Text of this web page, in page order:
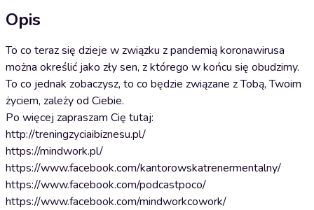
Opis
To co teraz się dzieje w związku z pandemią koronawirusa
można określić jako zły sen, z którego w końcu się obudzimy.
To co jednak zobaczysz, to co będzie związane z Tobą, Twoim
życiem, zależy od Ciebie.
Po więcej zapraszam Cię tutaj:
http://treningzyciaibiznesu.pl/
https://mindwork.pl/
https://www.facebook.com/kantorowskatrenermentalny/
https://www.facebook.com/podcastpoco/
https://www.facebook.com/mindworkcowork/